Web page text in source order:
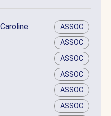
ASSOC
ASSOC
ASSOC
ASSOC
ASSOC
ASSOC